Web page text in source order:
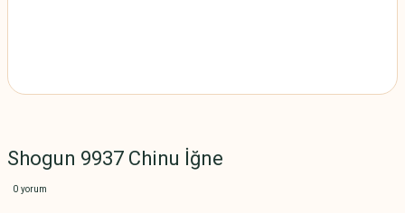
Shogun 9937 Chinu İğne
0 yorum